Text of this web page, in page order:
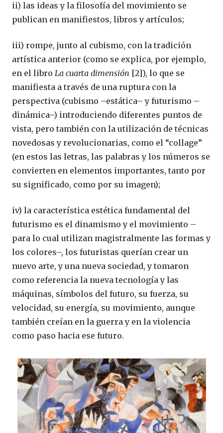
ii) las ideas y la filosofía del movimiento se
publican en manifiestos, libros y artículos;
iii) rompe, junto al cubismo, con la tradición
artística anterior (como se explica, por ejemplo,
en el libro La cuarta dimensión [2]), lo que se
manifiesta a través de una ruptura con la
perspectiva (cubismo –estática– y futurismo –
dinámica–) introduciendo diferentes puntos de
vista, pero también con la utilización de técnicas
novedosas y revolucionarias, como el “collage”
(en estos las letras, las palabras y los números se
convierten en elementos importantes, tanto por
su significado, como por su imagen);
iv) la característica estética fundamental del
futurismo es el dinamismo y el movimiento –
para lo cual utilizan magistralmente las formas y
los colores–, los futuristas querían crear un
nuevo arte, y una nueva sociedad, y tomaron
como referencia la nueva tecnología y las
máquinas, símbolos del futuro, su fuerza, su
velocidad, su energía, su movimiento, aunque
también creían en la guerra y en la violencia
como paso hacia ese futuro.